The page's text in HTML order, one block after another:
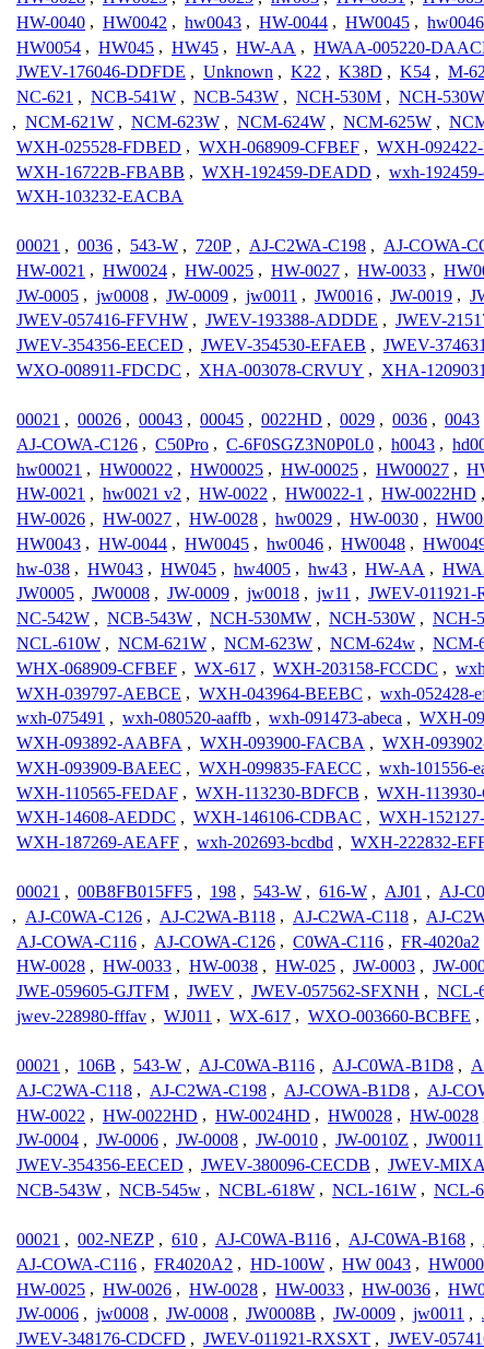
HW-0040 , HW0042 , hw0043 , HW-0044 , HW0045 , hw0046
HW0054 , HW045 , HW45 , HW-AA , HWAA-005220-
JWEV-176046-DDFDE , Unknown , K22 , K38D , K54 , M-
NC-621 , NCB-541W , NCB-543W , NCH-530M , NCH-530W
, NCM-621W , NCM-623W , NCM-624W , NCM-625W ,
WXH-025528-FDBED , WXH-068909-CFBEF , WXH-
WXH-16722B-FBABB , WXH-192459-DEADD , wxh-192459-
WXH-103232-EACBA
00021 , 0036 , 543-W , 720P , AJ-C2WA-C198 , AJ-COWA-
HW-0021 , HW0024 , HW-0025 , HW-0027 , HW-0033 ,
JW-0005 , jw0008 , JW-0009 , jw0011 , JW0016 , JW-0019 ,
JWEV-057416-FFVHW , JWEV-193388-ADDDE , JWEV-
JWEV-354356-EECED , JWEV-354530-EFAEB , JWEV-
WXO-008911-FDCDC , XHA-003078-CRVUY , XHA-
00021 , 00026 , 00043 , 00045 , 0022HD , 0029 , 0036 , 0043
AJ-COWA-C126 , C50Pro , C-6F0SGZ3N0P0L0 , h0043 ,
hw00021 , HW00022 , HW00025 , HW-00025 , HW00027 ,
HW-0021 , hw0021 v2 , HW-0022 , HW0022-1 , HW-0022HD ,
HW-0026 , HW-0027 , HW-0028 , hw0029 , HW-0030 ,
HW0043 , HW-0044 , HW0045 , hw0046 , HW0048 ,
hw-038 , HW043 , HW045 , hw4005 , hw43 , HW-AA ,
JW0005 , JW0008 , JW-0009 , jw0018 , jw11 , JWEV-
NC-542W , NCB-543W , NCH-530MW , NCH-530W , NCH-
NCL-610W , NCM-621W , NCM-623W , NCM-624w , NCM-
WHX-068909-CFBEF , WX-617 , WXH-203158-FCCDC ,
WXH-039797-AEBCE , WXH-043964-BEEBC , wxh-052428-
wxh-075491 , wxh-080520-aaffb , wxh-091473-abeca , WXH-
WXH-093892-AABFA , WXH-093900-FACBA , WXH-
WXH-093909-BAEEC , WXH-099835-FAECC , wxh-101556-
WXH-110565-FEDAF , WXH-113230-BDFCB , WXH-
WXH-14608-AEDDC , WXH-146106-CDBAC , WXH-
WXH-187269-AEAFF , wxh-202693-bcdbd , WXH-222832-
00021 , 00B8FB015FF5 , 198 , 543-W , 616-W , AJ01 , AJ-
, AJ-C0WA-C126 , AJ-C2WA-B118 , AJ-C2WA-C118 , AJ-
AJ-COWA-C116 , AJ-COWA-C126 , C0WA-C116 , FR-4020a2
HW-0028 , HW-0033 , HW-0038 , HW-025 , JW-0003 , JW-
JWE-059605-GJTFM , JWEV , JWEV-057562-SFXNH , NCL-
jwev-228980-fffav , WJ011 , WX-617 , WXO-003660-BCBFE ,
00021 , 106B , 543-W , AJ-C0WA-B116 , AJ-C0WA-B1D8 ,
AJ-C2WA-C118 , AJ-C2WA-C198 , AJ-COWA-B1D8 , AJ-
HW-0022 , HW-0022HD , HW-0024HD , HW0028 , HW-0028
JW-0004 , JW-0006 , JW-0008 , JW-0010 , JW-0010Z , JW0011
JWEV-354356-EECED , JWEV-380096-CECDB , JWEV-
NCB-543W , NCB-545w , NCBL-618W , NCL-161W , NCL-
00021 , 002-NEZP , 610 , AJ-C0WA-B116 , AJ-C0WA-B168 ,
AJ-COWA-C116 , FR4020A2 , HD-100W , HW 0043 ,
HW-0025 , HW-0026 , HW-0028 , HW-0033 , HW-0036 ,
JW-0006 , jw0008 , JW-0008 , JW0008B , JW-0009 , jw0011 ,
JWEV-348176-CDCFD , JWEV-011921-RXSXT , JWEV-